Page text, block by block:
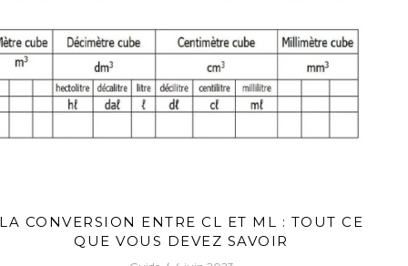
LA CONVERSION ENTRE CL ET ML : TOUT CE
QUE VOUS DEVEZ SAVOIR